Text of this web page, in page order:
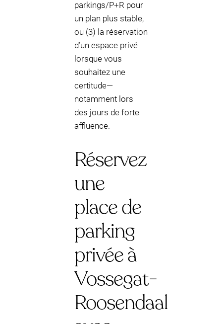
parkings/P+R pour
un plan plus stable,
ou (3) la réservation
d’un espace privé
lorsque vous
souhaitez une
certitude—
notamment lors
des jours de forte
affluence.
Réservez
une
place de
parking
privée à
Vossegat-
Roosendaal